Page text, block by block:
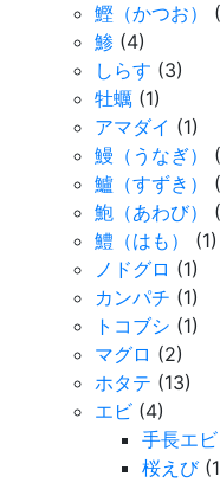
鰹（かつお）
鯵 (4)
しらす (3)
牡蠣 (1)
アマダイ (1)
鰻（うなぎ）
鱸（すずき）
鮑（あわび）
鱧（はも）
(1)
ノドグロ (1)
カンパチ (1)
トコブシ (1)
マグロ (2)
ホタテ (13)
エビ (4)
手長エビ
桜えび